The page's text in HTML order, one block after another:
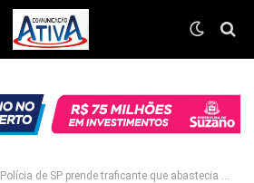
Polícia de SP prende traficante que abastecia biqueiras na região de Limeira